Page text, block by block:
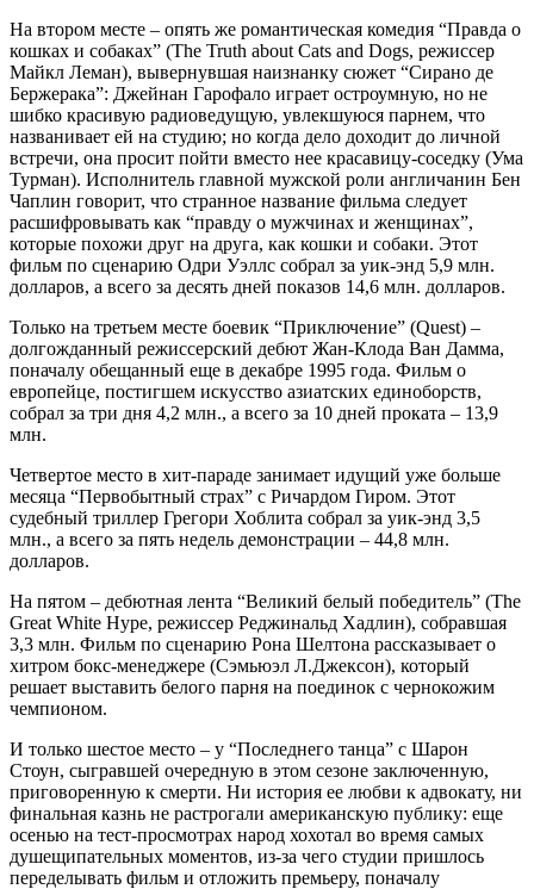
На втором месте – опять же романтическая комедия “Правда о
кошках и собаках” (The Truth about Cats and Dogs, режиссер
Майкл Леман), вывернувшая наизнанку сюжет “Сирано де
Бержерака”: Джейнан Гарофало играет остроумную, но не
шибко красивую радиоведущую, увлекшуюся парнем, что
названивает ей на студию; но когда дело доходит до личной
встречи, она просит пойти вместо нее красавицу-соседку (Ума
Турман). Исполнитель главной мужской роли англичанин Бен
Чаплин говорит, что странное название фильма следует
расшифровывать как “правду о мужчинах и женщинах”,
которые похожи друг на друга, как кошки и собаки. Этот
фильм по сценарию Одри Уэллс собрал за уик-энд 5,9 млн.
долларов, а всего за десять дней показов 14,6 млн. долларов.
Только на третьем месте боевик “Приключение” (Quest) –
долгожданный режиссерский дебют Жан-Клода Ван Дамма,
поначалу обещанный еще в декабре 1995 года. Фильм о
европейце, постигшем искусство азиатских единоборств,
собрал за три дня 4,2 млн., а всего за 10 дней проката – 13,9
млн.
Четвертое место в хит-параде занимает идущий уже больше
месяца “Первобытный страх” с Ричардом Гиром. Этот
судебный триллер Грегори Хоблита собрал за уик-энд 3,5
млн., а всего за пять недель демонстрации – 44,8 млн.
долларов.
На пятом – дебютная лента “Великий белый победитель” (The
Great White Hype, режиссер Реджинальд Хадлин), собравшая
3,3 млн. Фильм по сценарию Рона Шелтона рассказывает о
хитром бокс-менеджере (Сэмьюэл Л.Джексон), который
решает выставить белого парня на поединок с чернокожим
чемпионом.
И только шестое место – у “Последнего танца” с Шарон
Стоун, сыгравшей очередную в этом сезоне заключенную,
приговоренную к смерти. Ни история ее любви к адвокату, ни
финальная казнь не растрогали американскую публику: еще
осенью на тест-просмотрах народ хохотал во время самых
душещипательных моментов, из-за чего студии пришлось
переделывать фильм и отложить премьеру, поначалу